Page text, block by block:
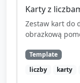
Karty z
Zestaw kart do
obrazkową
Template
liczby
karty